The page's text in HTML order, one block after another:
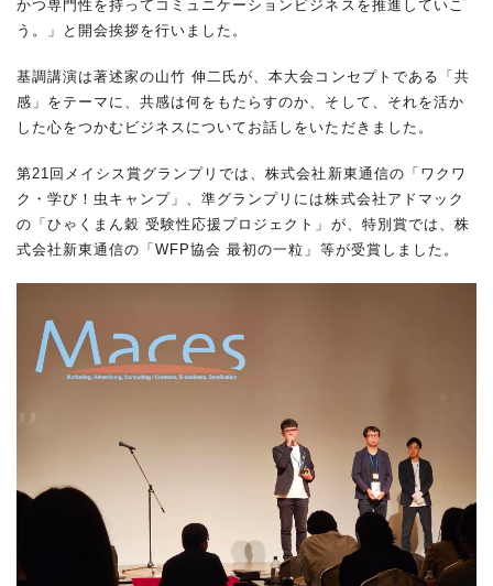
かつ専門性を持ってコミュニケーションビジネスを推進していこ
う。」と開会挨拶を行いました。
基調講演は著述家の山竹 伸二氏が、本大会コンセプトである「共
感」をテーマに、共感は何をもたらすのか、そして、それを活か
した心をつかむビジネスについてお話しをいただきました。
第21回メイシス賞グランプリでは、株式会社新東通信の「ワクワ
ク・学び！虫キャンプ」、準グランプリには株式会社アドマック
の「ひゃくまん穀 受験性応援プロジェクト」が、特別賞では、株
式会社新東通信の「WFP協会 最初の一粒」等が受賞しました。